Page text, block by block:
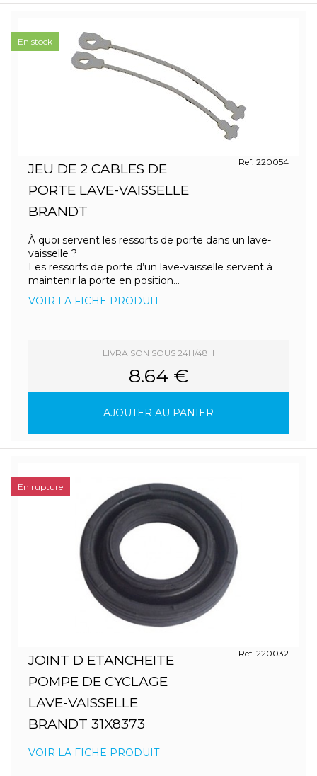
JEU DE 2 CABLES DE
PORTE LAVE-VAISSELLE
BRANDT
Ref. 220054
À quoi servent les ressorts de porte dans un lave-
vaisselle ?
Les ressorts de porte d’un lave-vaisselle servent à
maintenir la porte en position...
VOIR LA FICHE PRODUIT
LIVRAISON SOUS 24H/48H
8.64 €
AJOUTER AU PANIER
En stock
JOINT D ETANCHEITE
POMPE DE CYCLAGE
LAVE-VAISSELLE
BRANDT 31X8373
Ref. 220032
VOIR LA FICHE PRODUIT
En rupture